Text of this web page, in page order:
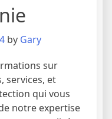
by Gary